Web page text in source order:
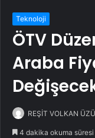
Teknoloji
ÖTV
Araba
REŞİT VOLKAN
4 dakika okuma süresi